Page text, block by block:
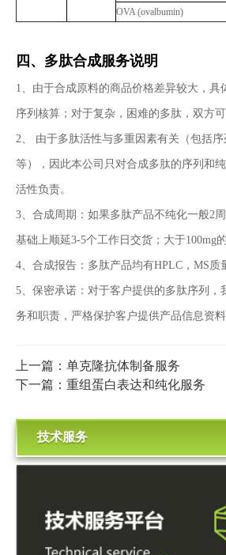
OVA (ovalbumin)
四、多肽合成服务说明
1、由于合成原料的商品价格差异较大，具
序列核算；对于复杂，困难的多肽，双方
2、 由于多肽活性与多重因素有关（包括
等），因此本公司只对合成多肽的序列和
活性负责。
3、合成周期：如果多肽产品不纯化一般2
基础上顺延3-5个工作日交货；大于100mg
4、合成报告：多肽产品均有HPLC，MS质
5、保密承诺：对于客户提供的多肽序列，
务和职责，严格保护客户提供产品信息资料
上一篇：单克隆抗体制备服务
下一篇：重组蛋白表达和纯化服务
技术服务